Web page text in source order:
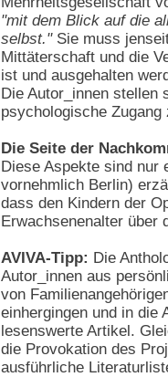
"mit dem Blick auf die
selbst."Sie muss
Mittäterschaft und die
ist und ausgehalten
Die Autor_innen stellen
psychologische
Die Seite der
Diese Aspekte sind nur
vornehmlich Berlin)
dass den Kindern der
Erwachsenenalter über
AVIVA-Tipp: Die
Autor_innen aus
von
einhergingen und in die
lesenswerte Artikel.
die Provokation des
ausführliche